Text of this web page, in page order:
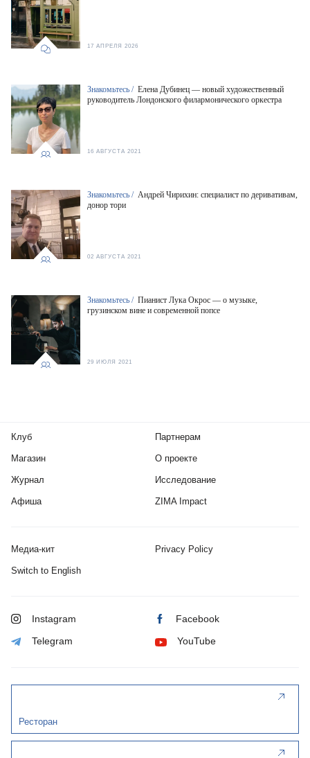
17 АПРЕЛЯ 2026
Знакомьтесь / Елена Дубинец — новый художественный
руководитель Лондонского филармонического оркестра
16 АВГУСТА 2021
Знакомьтесь / Андрей Чирихин: специалист по деривативам,
донор тори
02 АВГУСТА 2021
Знакомьтесь / Пианист Лука Окрос — о музыке,
грузинском вине и современной попсе
29 ИЮЛЯ 2021
Клуб
Магазин
Журнал
Афиша
Партнерам
О проекте
Исследование
ZIMA Impact
Медиа-кит Privacy Policy
Switch to English
Instagram Facebook
Telegram YouTube
Ресторан